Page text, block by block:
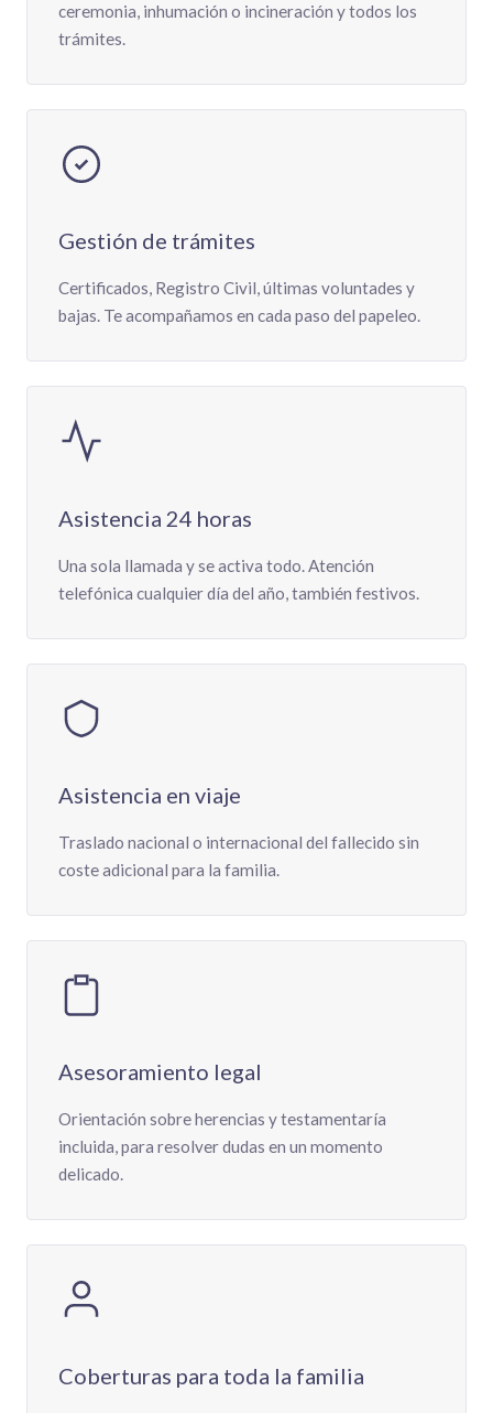
ceremonia, inhumación o incineración y todos los
trámites.
Gestión de trámites
Certificados, Registro Civil, últimas voluntades y
bajas. Te acompañamos en cada paso del papeleo.
Asistencia 24 horas
Una sola llamada y se activa todo. Atención
telefónica cualquier día del año, también festivos.
Asistencia en viaje
Traslado nacional o internacional del fallecido sin
coste adicional para la familia.
Asesoramiento legal
Orientación sobre herencias y testamentaría
incluida, para resolver dudas en un momento
delicado.
Coberturas para toda la familia